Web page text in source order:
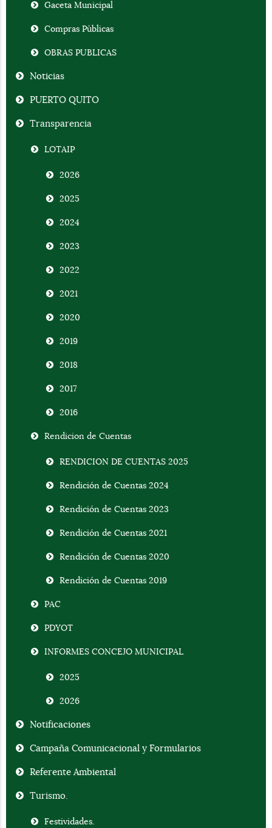
Gaceta Municipal
Compras Pùblicas
OBRAS PUBLICAS
Noticias
PUERTO QUITO
Transparencia
LOTAIP
2026
2025
2024
2023
2022
2021
2020
2019
2018
2017
2016
Rendicion de Cuentas
RENDICION DE CUENTAS 2025
Rendición de Cuentas 2024
Rendición de Cuentas 2023
Rendición de Cuentas 2021
Rendición de Cuentas 2020
Rendición de Cuentas 2019
PAC
PDYOT
INFORMES CONCEJO MUNICIPAL
2025
2026
Notificaciones
Campaña Comunicacional y Formularios
Referente Ambiental
Turismo.
Festividades.